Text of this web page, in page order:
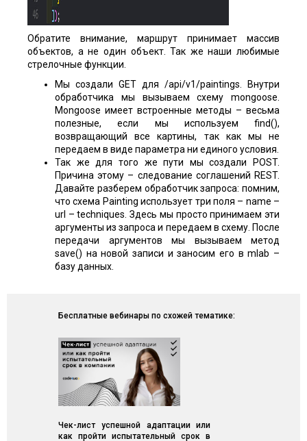
Обратите внимание, маршрут принимает массив
объектов, а не один объект. Так же наши любимые
стрелочные функции.
Мы создали GET для /api/v1/paintings. Внутри
обработчика мы вызываем схему mongoose.
Mongoose имеет встроенные методы – весьма
полезные, если мы используем find(),
возвращающий все картины, так как мы не
передаем в виде параметра ни единого условия.
Так же для того же пути мы создали POST.
Причина этому – следование соглашений REST.
Давайте разберем обработчик запроса: помним,
что схема Painting использует три поля – name –
url – techniques. Здесь мы просто принимаем эти
аргументы из запроса и передаем в схему. После
передачи аргументов мы вызываем метод
save() на новой записи и заносим его в mlab –
базу данных.
Бесплатные вебинары по схожей тематике:
Чек-лист успешной адаптации или
как пройти испытательный срок в